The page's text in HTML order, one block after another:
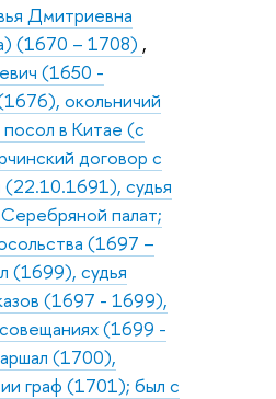
Дмитриевна
(1670 – 1708) ,
(1650 -
окольничий
в Китае (с
договор с
судья
палат;
(1697 –
(1699), судья
(1697 - 1699),
(1699 -
(1700),
граф (1701); был с